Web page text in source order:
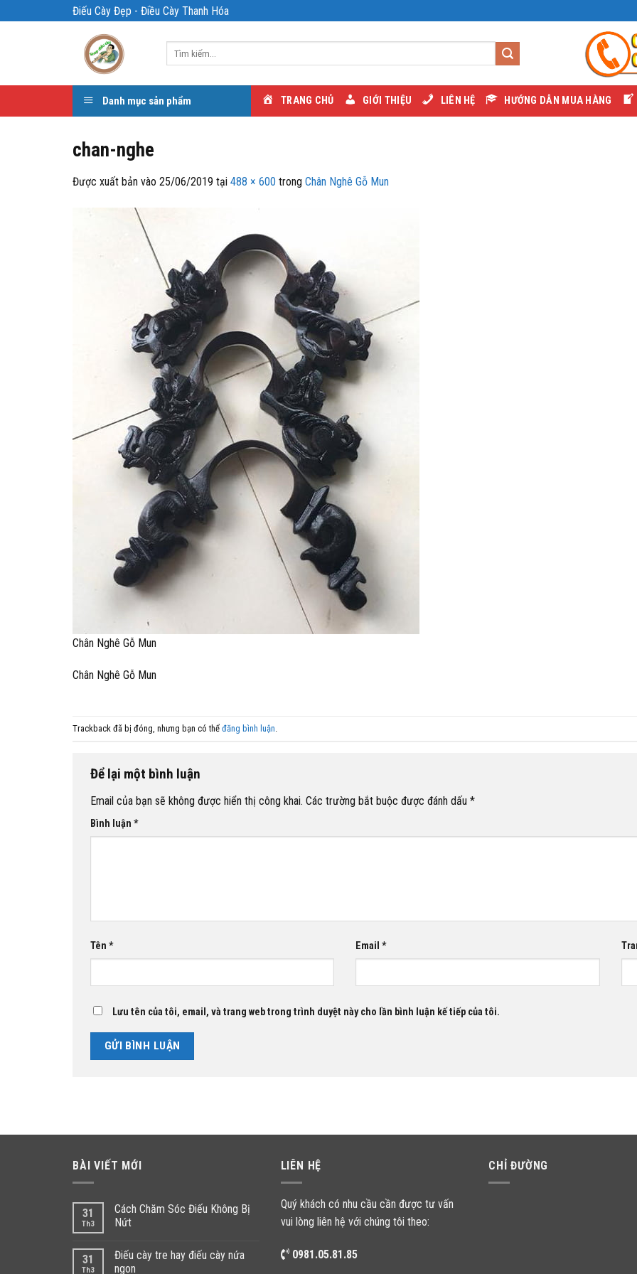
qua
Điếu Cày Đẹp - Điều Cày Thanh Hóa
Danh mục sản phẩm TRANG CHỦ GIỚI THIỆU LIÊN HỆ HƯỚNG DẪN MUA HÀNG
chan-nghe
Được xuất bản vào 25/06/2019 tại 488 × 600 trong Chân Nghê Gỗ Mun
Chân Nghê Gỗ Mun
Chân Nghê Gỗ Mun
Trackback đã bị đóng, nhưng bạn có thể đăng bình luận
Để lại một bình luận
Email của bạn sẽ không được hiển thị công khai. Các trường bắt buộc được đánh dấu *
Bình luận *
Tên * Email*
Lưu tên của tôi, email, và trang web trong trình duyệt này cho lần bình luận kế tiếp của tôi.
BÀI VIẾT MỚI
31
Th3
Cách Chăm Sóc Điếu Không Bị
Nứt
31
Th3
Điếu cày tre hay điếu cày nứa
ngon
LIÊN HỆ
Quý khách có nhu cầu cần được tư vấn
vui lòng liên hệ với chúng tôi theo:
0981.05.81.85
CHỈ ĐƯỜNG